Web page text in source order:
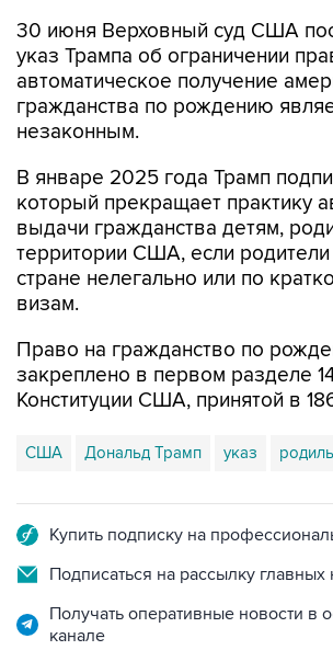
30 июня Верховный суд США
указ Трампа об ограничении
автоматическое получение
гражданства по рождению
незаконным.
В январе 2025 года Трамп
который прекращает практику
выдачи гражданства детям,
территории США, если родители
стране нелегально или по
визам.
Право на гражданство по
закреплено в первом разделе
Конституции США, принятой в
США Дональд Трамп указ
Купить подписку на
Подписаться на рассылку главных
Получать оперативные новости в
канале